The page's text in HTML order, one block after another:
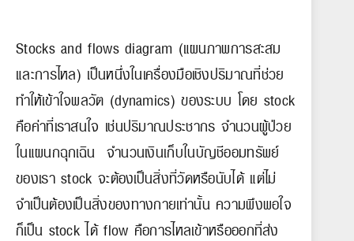
Stocks and flows diagram (แผนภาพการสะสม
และการไหล) เป็นหนึ่งในเครื่องมือเชิงปริมาณที่ช่วย
ทำให้เข้าใจพลวัต (dynamics) ของระบบ โดย stock
คือค่าที่เราสนใจ เช่นปริมาณประชากร จำนวนผู้ป่วย
ในแผนกฉุกเฉิน จำนวนเงินเก็บในบัญชีออมทรัพย์
ของเรา stock จะต้องเป็นสิ่งที่วัดหรือนับได้ แต่ไม่
จำเป็นต้องเป็นสิ่งของทางกายเท่านั้น ความพึงพอใจ
ก็เป็น stock ได้ flow คือการไหลเข้าหรือออกที่ส่ง